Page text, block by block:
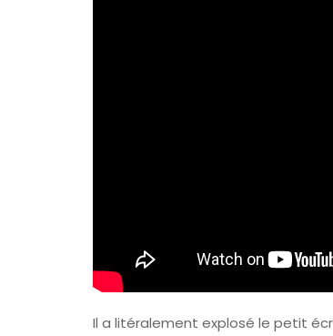
Il a litéralement explosé le petit